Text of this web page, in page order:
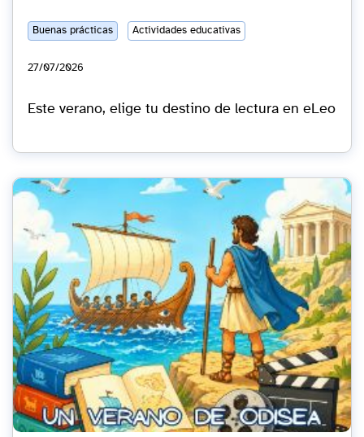
27/07/2026
Buenas prácticas Actividades educativas
Este verano, elige tu destino de lectura en eLeo